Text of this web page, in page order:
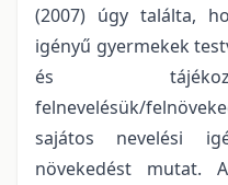
(2007) úgy találta,
igényű gyermekek
és
felnevelésük/
sajátos nevelési
növekedést mutat.